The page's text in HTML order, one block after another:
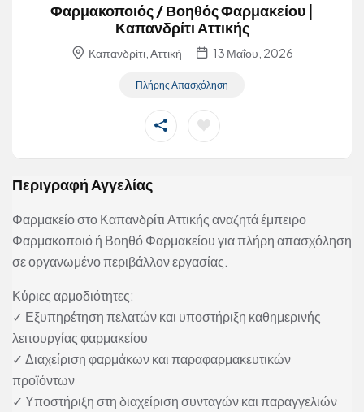
Φαρμακοποιός / Βοηθός Φαρμακείου |
Καπανδρίτι Αττικής
Καπανδρίτι, Αττική 13 Μαΐου, 2026
Πλήρης Απασχόληση
Περιγραφή Αγγελίας
Φαρμακείο στο Καπανδρίτι Αττικής αναζητά έμπειρο
Φαρμακοποιό ή Βοηθό Φαρμακείου για πλήρη απασχόληση
σε οργανωμένο περιβάλλον εργασίας.
Κύριες αρμοδιότητες:
✓ Εξυπηρέτηση πελατών και υποστήριξη καθημερινής
λειτουργίας φαρμακείου
✓ Διαχείριση φαρμάκων και παραφαρμακευτικών
προϊόντων
✓ Υποστήριξη στη διαχείριση συνταγών και παραγγελιών